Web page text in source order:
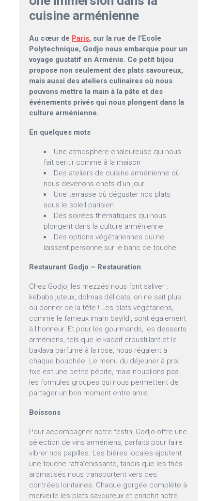
cuisine arménienne
Au cœur de Paris, sur la rue de l’Ecole
Polytechnique, Godjo nous embarque pour un
voyage gustatif en Arménie. Ce petit bijou
propose non seulement des plats savoureux,
mais aussi des ateliers culinaires où nous
pouvons mettre la main à la pâte et des
événements privés qui nous plongent dans la
culture arménienne.
En quelques mots
Une atmosphère chaleureuse qui nous
fait sentir comme à la maison
Des ateliers de cuisine arménienne où
nous devenons chefs d’un jour
Une terrasse où déguster nos plats
sous le soleil parisien
Des soirées thématiques qui nous
plongent dans la culture arménienne
Des options végétariennes qui ne
laissent personne sur le banc de touche
Restaurant Godjo – Restauration
Chez Godjo, les mezzés nous font saliver :
kebabs juteux, dolmas délicats, on ne sait plus
où donner de la tête ! Les plats végétariens,
comme le fameux imam bayildi, sont également
à l’honneur. Et pour les gourmands, les desserts
arméniens, tels que le kadaïf croustillant et le
baklava parfumé à la rose, nous régalent à
chaque bouchée. Le menu du déjeuner à prix
fixe est une petite pépite, mais n’oublions pas
les formules groupes qui nous permettent de
partager un bon moment entre amis.
Boissons
Pour accompagner notre festin, Godjo offre une
sélection de vins arméniens, parfaits pour faire
vibrer nos papilles. Les bières locales ajoutent
une touche rafraîchissante, tandis que les thés
aromatisés nous transportent vers des
contrées lointaines. Chaque gorgée complète à
merveille les plats savoureux et enrichit notre